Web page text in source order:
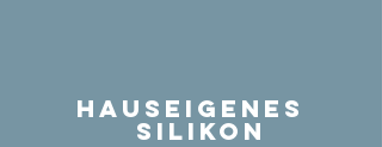
Hauseigenes
Silikon